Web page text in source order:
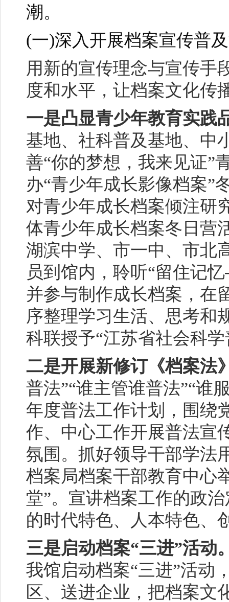
潮。
(一)深入开展档案宣传普
用新的宣传理念与宣传手
度和水平，让档案文化传
一是凸显青少年教育实践
基地、社科普及基地、中
善“你的梦想，我来见证”
办“青少年成长影像档案”
对青少年成长档案倾注研
体青少年成长档案冬日营
湖滨中学、市一中、市北
员到馆内，聆听“留住记忆
并参与制作成长档案，在
序整理学习生活、思考和
科联授予“江苏省社会科
二是开展新修订《档案法
普法”“谁主管谁普法”“谁
年度普法工作计划，围绕
作、中心工作开展普法宣
氛围。抓好领导干部学法
档案局档案干部教育中心
堂”。宣讲档案工作的政
的时代特色、人本特色、
三是启动档案“三进”活动
我馆启动档案“三进”活动
区、送进企业，把档案文